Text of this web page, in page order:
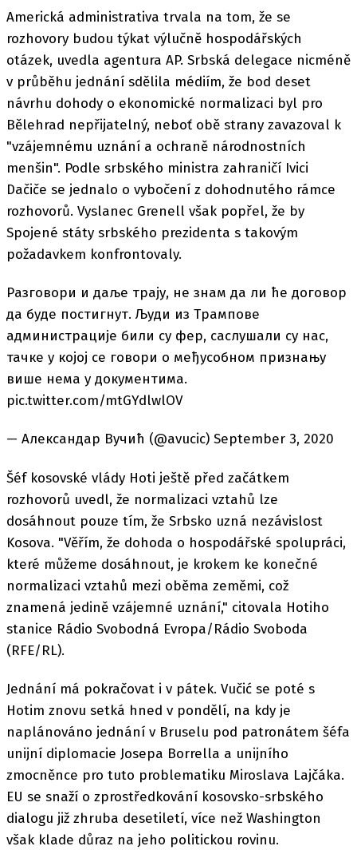
Americká administrativa trvala na tom, že se
rozhovory budou týkat výlučně hospodářských
otázek, uvedla agentura AP. Srbská delegace nicméně
v průběhu jednání sdělila médiím, že bod deset
návrhu dohody o ekonomické normalizaci byl pro
Bělehrad nepřijatelný, neboť obě strany zavazoval k
"vzájemnému uznání a ochraně národnostních
menšin". Podle srbského ministra zahraničí Ivici
Dačiče se jednalo o vybočení z dohodnutého rámce
rozhovorů. Vyslanec Grenell však popřel, že by
Spojené státy srbského prezidenta s takovým
požadavkem konfrontovaly.
Pазговори и даље трају, не знам да ли ће договор
да буде постигнут. Људи из Трампове
администрације били cy фер, саслушали су нас,
тачке у којој се говори о међусобном признању
више нема у документима.
pic.twitter.com/mtGYdlwlOV
— Александар Вучић (@avucic) September 3, 2020
Šéf kosovské vlády Hoti ještě před začátkem
rozhovorů uvedl, že normalizaci vztahů lze
dosáhnout pouze tím, že Srbsko uzná nezávislost
Kosova. "Věřím, že dohoda o hospodářské spolupráci,
které můžeme dosáhnout, je krokem ke konečné
normalizaci vztahů mezi oběma zeměmi, což
znamená jedině vzájemné uznání," citovala Hotiho
stanice Rádio Svobodná Evropa/Rádio Svoboda
(RFE/RL).
Jednání má pokračovat i v pátek. Vučić se poté s
Hotim znovu setká hned v pondělí, na kdy je
naplánováno jednání v Bruselu pod patronátem šéfa
unijní diplomacie Josepa Borrella a unijního
zmocněnce pro tuto problematiku Miroslava Lajčáka.
EU se snaží o zprostředkování kosovsko-srbského
dialogu již zhruba desetiletí, více než Washington
však klade důraz na jeho politickou rovinu.